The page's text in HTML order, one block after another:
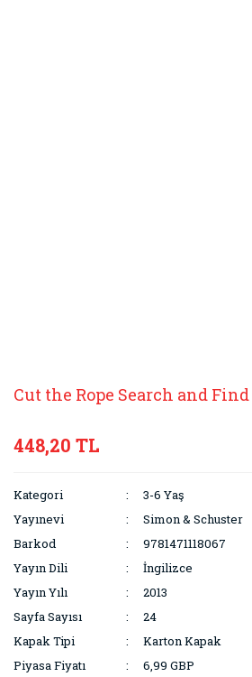
Cut the Rope Search and Find
448,20 TL
Kategori
3-6 Yaş
Yayınevi
Simon & Schuster
Barkod
9781471118067
Yayın Dili
İngilizce
Yayın Yılı
2013
Sayfa Sayısı
24
Kapak Tipi
Karton Kapak
Piyasa Fiyatı
6,99 GBP